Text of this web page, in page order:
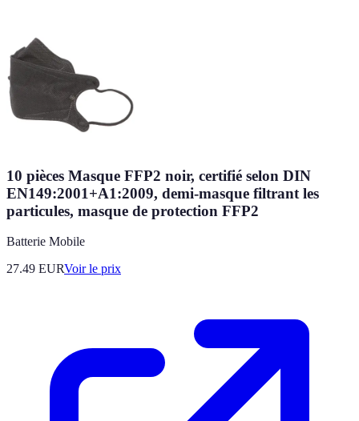
10 pièces Masque FFP2 noir, certifié selon DIN
EN149:2001+A1:2009, demi-masque filtrant les
particules, masque de protection FFP2
Batterie Mobile
27.49 EURVoir le prix